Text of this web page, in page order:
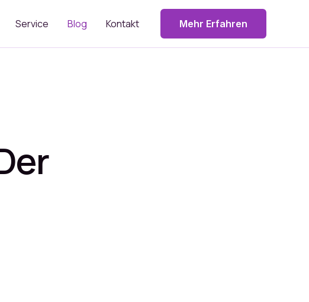
Service Blog Kontakt Mehr Erfahren